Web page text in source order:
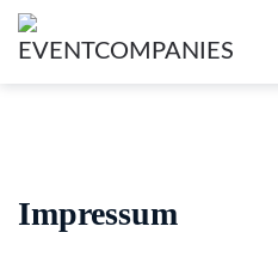
Impressum